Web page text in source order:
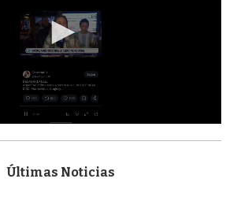
Últimas Noticias